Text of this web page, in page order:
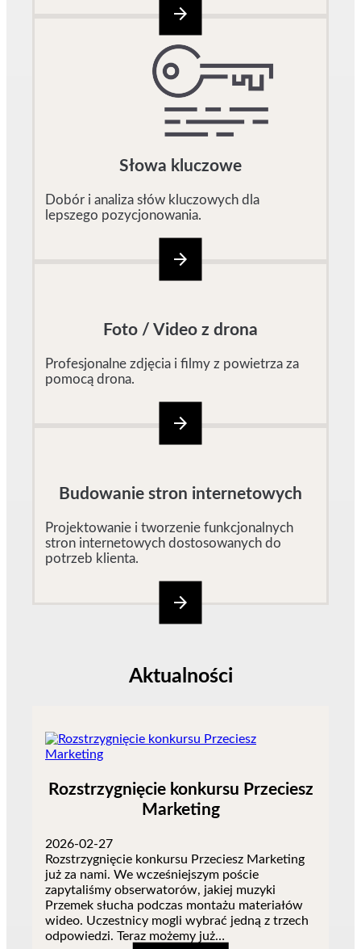
arrow_forward
Słowa kluczowe
Dobór i analiza słów kluczowych dla
lepszego pozycjonowania.
arrow_forward
Foto / Video z drona
Profesjonalne zdjęcia i filmy z powietrza za
pomocą drona.
arrow_forward
Budowanie stron internetowych
Projektowanie i tworzenie funkcjonalnych
stron internetowych dostosowanych do
potrzeb klienta.
arrow_forward
Aktualności
Rozstrzygnięcie konkursu Przeciesz
Marketing
2026-02-27
Rozstrzygnięcie konkursu Przeciesz Marketing
już za nami. We wcześniejszym poście
zapytaliśmy obserwatorów, jakiej muzyki
Przemek słucha podczas montażu materiałów
wideo. Uczestnicy mogli wybrać jedną z trzech
odpowiedzi. Teraz możemy już…